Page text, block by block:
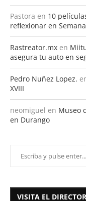
Pastora en 10
reflexionar en
Rastreator.mx en
asegura tu auto en
Pedro Nuñez Lopez.
XVIII
neomiguel en Museo
en Durango
VISITA EL